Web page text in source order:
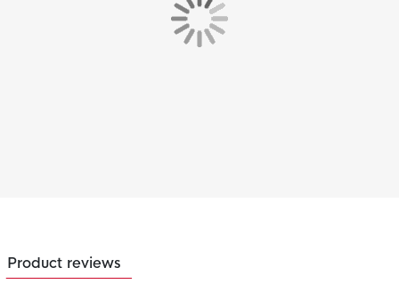
Product reviews